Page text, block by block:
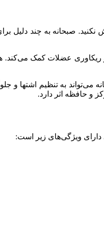
نکنید. صبحانه به چند دلیل
ریکاوری عضلات کمک می‌کند.
به تنظیم اشتها و
و حافظه اثر دارد.